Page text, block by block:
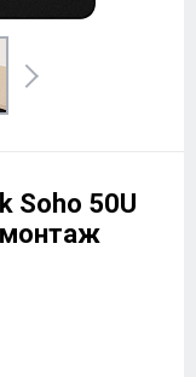
Soho 50U